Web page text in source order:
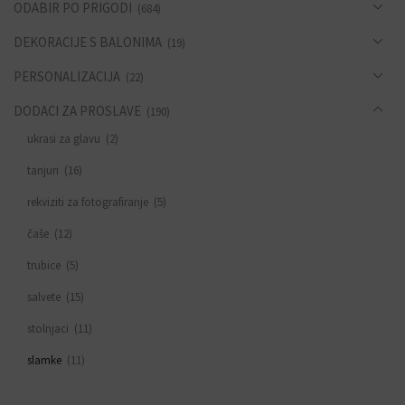
ODABIR PO PRIGODI (684)
DEKORACIJE S BALONIMA (19)
PERSONALIZACIJA (22)
DODACI ZA PROSLAVE (190)
ukrasi za glavu (2)
tanjuri (16)
rekviziti za fotografiranje (5)
čaše (12)
trubice (5)
salvete (15)
stolnjaci (11)
slamke (11)